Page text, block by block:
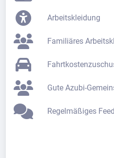
Arbeitskleidung
Familiäres
Gute Azubi-
Regelmäßiges